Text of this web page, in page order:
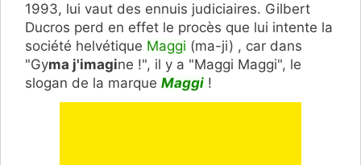
1993, lui vaut des ennuis judiciaires. Gilbert
Ducros perd en effet le procès que lui intente la
société helvétique Maggi (ma-ji) , car dans
"Gyma j'imagine !", il y a "Maggi Maggi", le
slogan de la marque Maggi !